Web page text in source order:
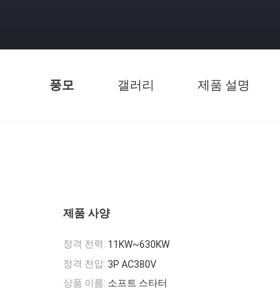
풍모 갤러리 제품 설명
제품 사양
정격 전력: 11KW~630KW
정격 전압: 3P AC380V
상품 이름: 소프트 스타터